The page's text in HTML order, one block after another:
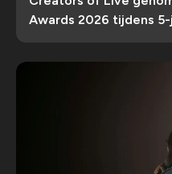
Awards 2026 tijdens